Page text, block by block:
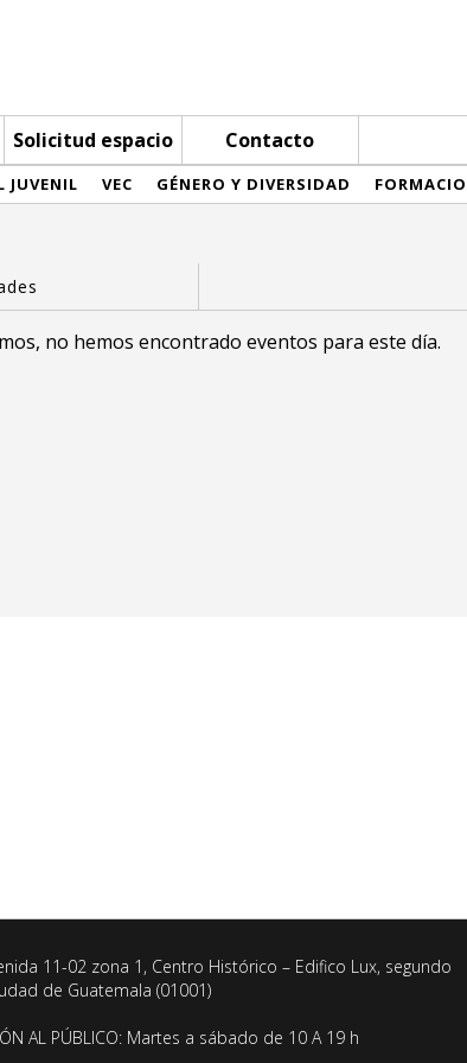
Solicitud espacio Contacto
JUVENIL VEC GÉNERO Y DIVERSIDAD
no hemos encontrado eventos para este día.
11-02 zona 1, Centro Histórico – Edifico Lux, segundo
de Guatemala (01001)
AL PÚBLICO: Martes a sábado de 10 A 19 h